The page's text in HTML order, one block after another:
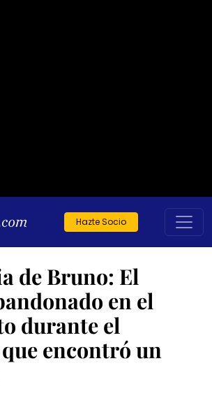
Hazte Socio
de Bruno: El
en el
durante el
encontró un